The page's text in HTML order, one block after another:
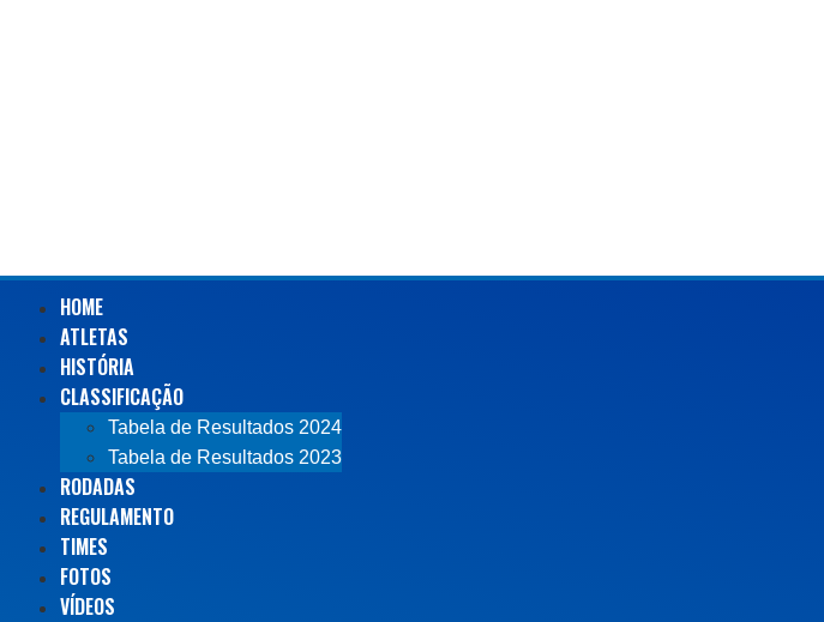
HOME
ATLETAS
HISTÓRIA
CLASSIFICAÇÃO
Tabela de Resultados 2024
Tabela de Resultados 2023
RODADAS
REGULAMENTO
TIMES
FOTOS
VÍDEOS